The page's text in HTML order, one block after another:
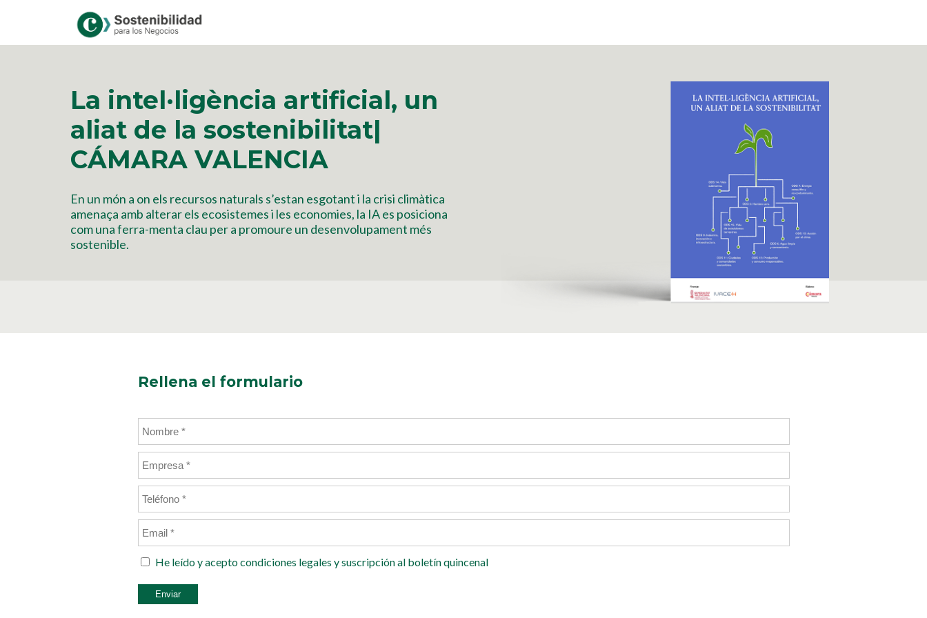
La intel·ligència artificial, un
aliat de la sostenibilitat|
CÁMARA VALENCIA
En un món a on els recursos naturals s’estan esgotant i la crisi climàtica
amenaça amb alterar els ecosistemes i les economies, la IA es posiciona
com una ferra-menta clau per a promoure un desenvolupament més
sostenible.
Rellena el formulario
He leído y aceptocondiciones legales y suscripción al boletín quincenal